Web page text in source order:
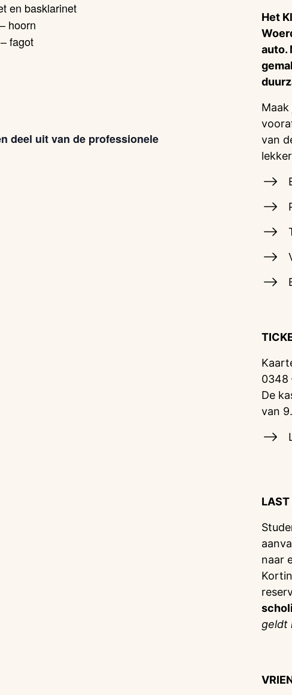
en basklarinet
– hoorn
– fagot
deel uit van de professionele
Het
auto.
van
0348
De
van
LAST
naar
geldt